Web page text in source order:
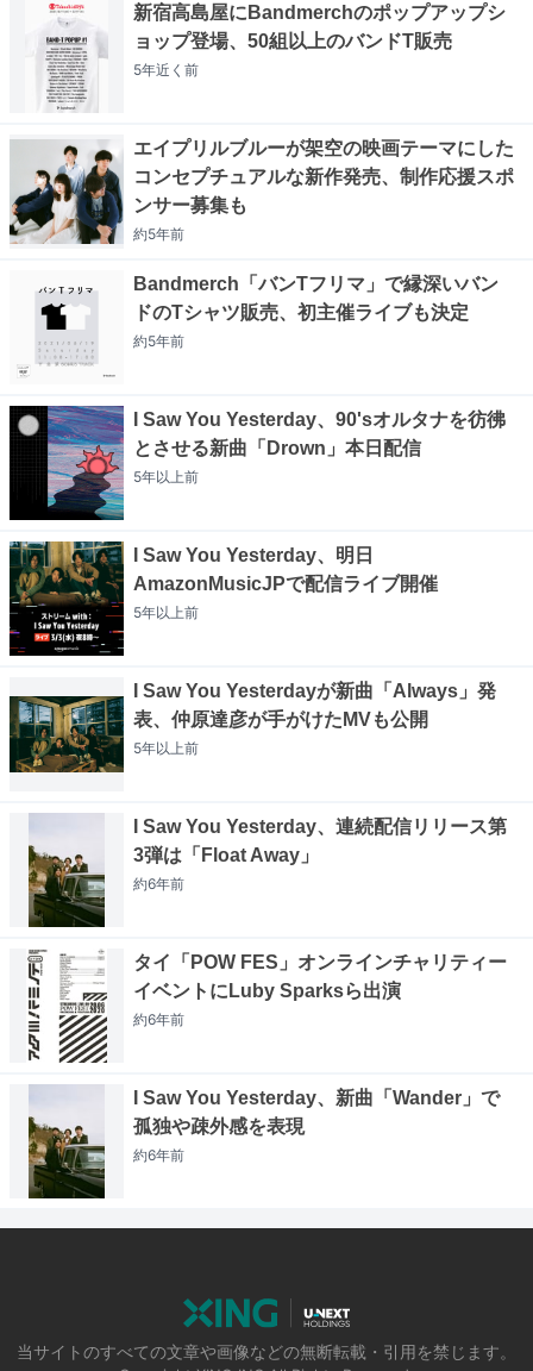
新宿高島屋にBandmerchのポップアップシ
ョップ登場、50組以上のバンドT販売
5年近く 前
エイプリルブルーが架空の映画テーマにした
コンセプチュアルな新作発売、制作応援スポ
ンサー募集も
約5年前
Bandmerch「バンTフリマ」で縁深いバン
ドのTシャツ販売、初主催ライブも決定
約5年前
I Saw You Yesterday、90'sオルタナを彷彿
とさせる新曲「Drown」本日配信
5年以上前
I Saw You Yesterday、明日
AmazonMusicJPで配信ライブ開催
5年以上前
I Saw You Yesterdayが新曲「Always」発
表、仲原達彦が手がけたMVも公開
5年以上前
I Saw You Yesterday、連続配信リリース第
3弾は「Float Away」
約6年前
タイ「POW FES」オンラインチャリティー
イベントにLuby Sparksら出演
約6年前
I Saw You Yesterday、新曲「Wander」で
孤独や疎外感を表現
約6年前
当サイトのすべての文章や画像などの無断転載・引用を禁じます。